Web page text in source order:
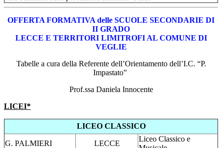
OFFERTA FORMATIVA delle SCUOLE SECONDARIE DI
II GRADO
LECCE E TERRITORI LIMITROFI AL COMUNE DI
VEGLIE
Tabelle a cura della Referente dell’Orientamento dell’I.C. “P.
Impastato”
Prof.ssa Daniela Innocente
LICEI*
LICEO CLASSICO
G. PALMIERI LECCE
Liceo Classico e